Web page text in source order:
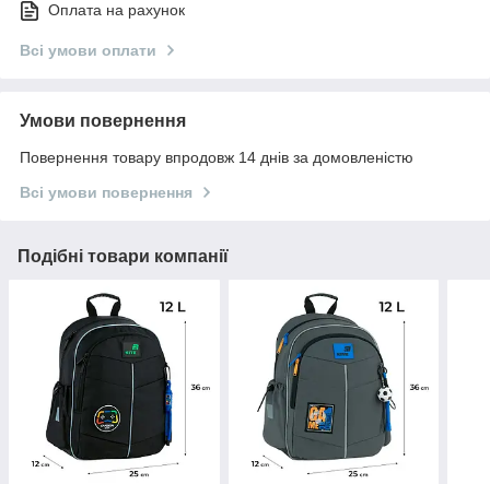
Оплата на рахунок
Всі умови оплати
Умови повернення
Повернення товару впродовж 14 днів за домовленістю
Всі умови повернення
Подібні товари компанії